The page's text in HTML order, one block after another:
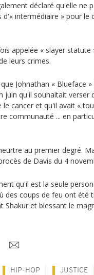
déclaré qu'elle ne
d'« intermédiaire » pour le
appelée « slayer statute
leurs crimes.
Johnathan « Blueface
juin qu'il souhaitait verser
cancer et qu'il avait «
communauté ... en
au premier degré.
de Davis du 4
qu'il est la seule
des coups de feu ont été
Shakur et blessant le
HIP-HOP JUSTICE